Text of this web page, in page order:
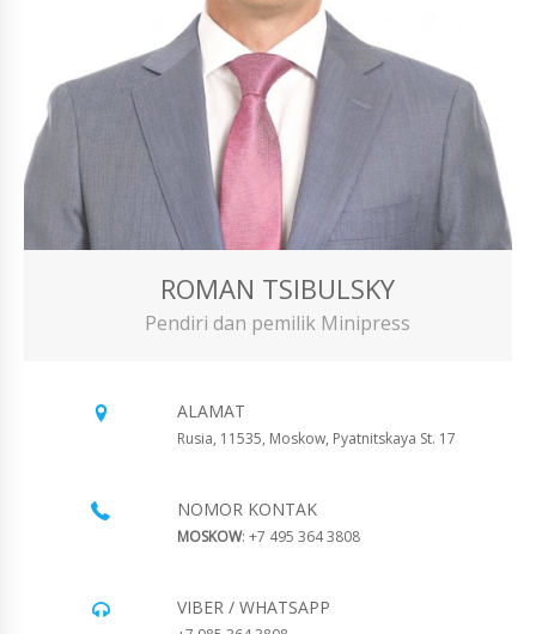
ROMAN TSIBULSKY
Pendiri dan pemilik Minipress
ALAMAT
Rusia, 11535, Moskow, Pyatnitskaya St. 17
NOMOR KONTAK
MOSKOW: +7 495 364 3808
VIBER / WHATSAPP